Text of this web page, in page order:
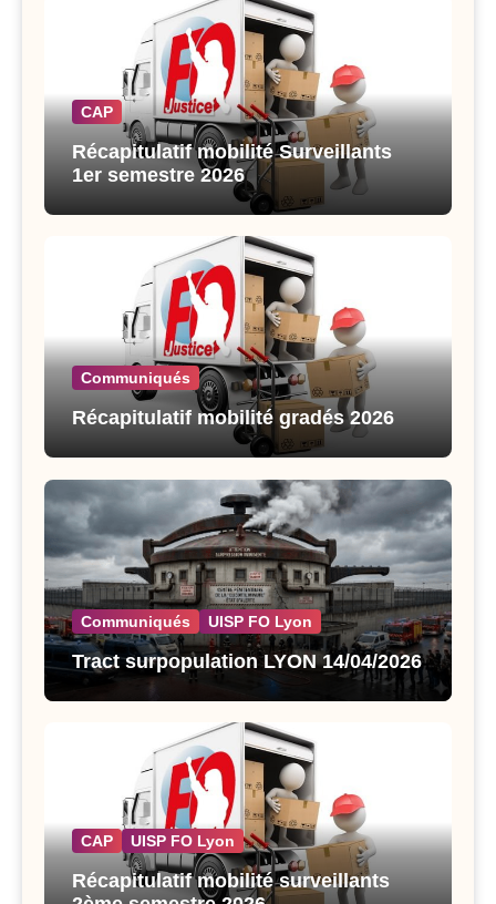
CAP
Récapitulatif mobilité Surveillants
1er semestre 2026
Communiqués
Récapitulatif mobilité gradés 2026
Communiqués UISP FO Lyon
Tract surpopulation LYON 14/04/2026
CAP UISP FO Lyon
Récapitulatif mobilité surveillants